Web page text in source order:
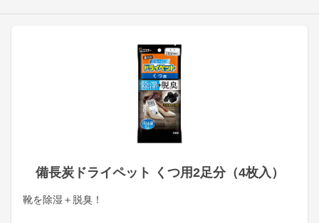
備長炭ドライペット くつ用2足分（4枚入）
靴を除湿＋脱臭！